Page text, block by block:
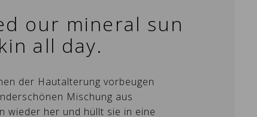
our mineral sun
all day.
der Hautalterung vorbeugen
Mischung aus
wieder her und hüllt sie in eine